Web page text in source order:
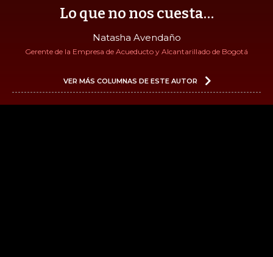
Lo que no nos cuesta…
Natasha Avendaño
Gerente de la Empresa de Acueducto y Alcantarillado de Bogotá
VER MÁS COLUMNAS DE ESTE AUTOR